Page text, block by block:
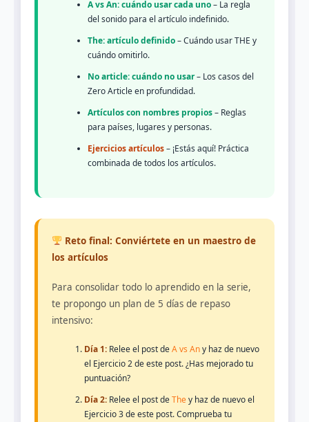
A vs An: cuándo usar cada uno– La regla
del sonido para el artículo indefinido.
The: artículo definido– Cuándo usar THE y
cuándo omitirlo.
No article: cuándo no usar– Los casos del
Zero Article en profundidad.
Artículos con nombres propios– Reglas
para países, lugares y personas.
Ejercicios artículos– ¡Estás aquí! Práctica
combinada de todos los artículos.
Reto final: Conviértete en un maestro de
los artículos
Para consolidar todo lo aprendido en la serie,
te propongo un plan de 5 días de repaso
intensivo:
Día 1: Relee el post deA vs Any haz de nuevo
el Ejercicio 2 de este post. ¿Has mejorado tu
puntuación?
Día 2: Relee el post deThey haz de nuevo el
Ejercicio 3 de este post. Comprueba tu